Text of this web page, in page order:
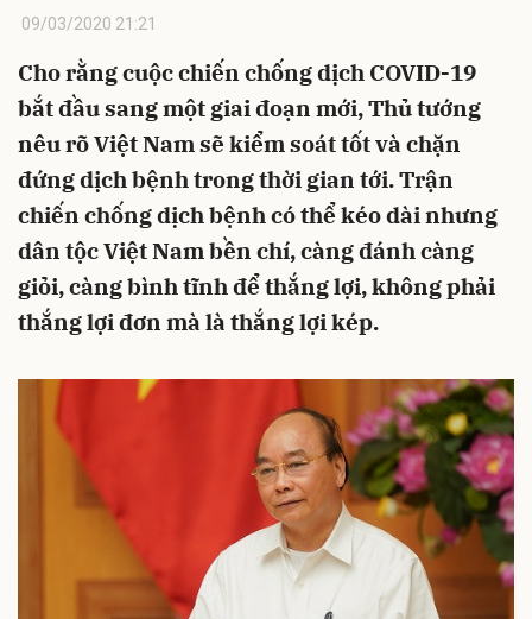
09/03/2020 21:21
Cho rằng cuộc chiến chống dịch COVID-19
bắt đầu sang một giai đoạn mới, Thủ tướng
nêu rõ Việt Nam sẽ kiểm soát tốt và chặn
đứng dịch bệnh trong thời gian tới. Trận
chiến chống dịch bệnh có thể kéo dài nhưng
dân tộc Việt Nam bền chí, càng đánh càng
giỏi, càng bình tĩnh để thắng lợi, không phải
thắng lợi đơn mà là thắng lợi kép.
Hủy Gửi